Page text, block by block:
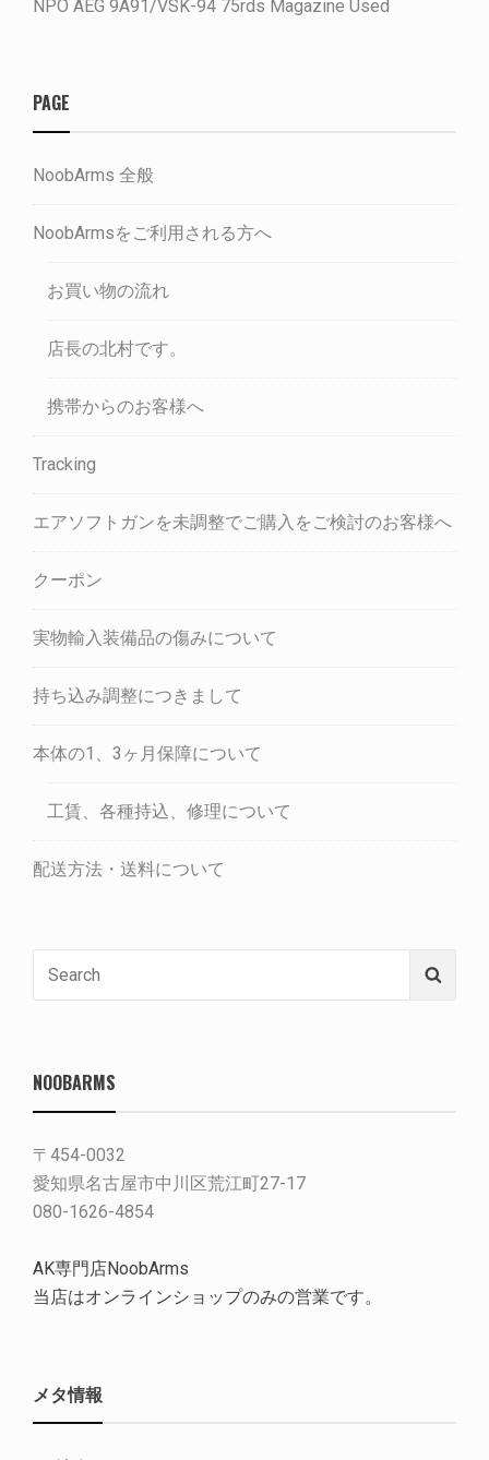
NPO AEG 9A91/VSK-94 75rds Magazine Used
PAGE
NoobArms 全般
NoobArmsをご利用される方へ
お買い物の流れ
店長の北村です。
携帯からのお客様へ
Tracking
エアソフトガンを未調整でご購入をご検討のお客様へ
クーポン
実物輸入装備品の傷みについて
持ち込み調整につきまして
本体の1、3ヶ月保障について
工賃、各種持込、修理について
配送方法・送料について
NOOBARMS
〒454-0032
愛知県名古屋市中川区荒江町27-17
080-1626-4854
AK専門店NoobArms
当店はオンラインショップのみの営業です。
メタ情報